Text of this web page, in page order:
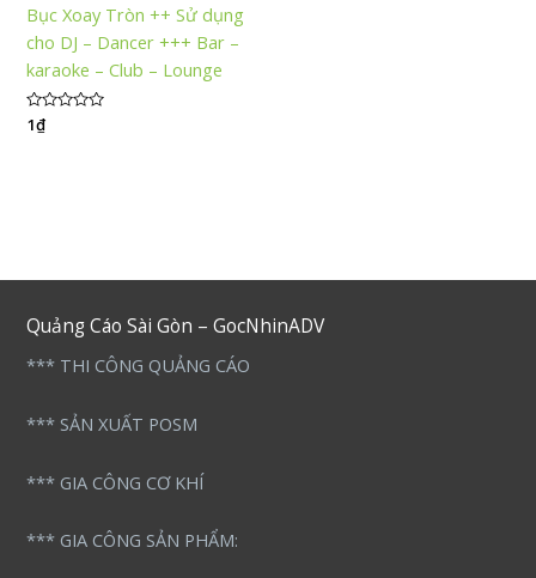
Bục Xoay Tròn ++ Sử dụng
cho DJ – Dancer +++ Bar –
karaoke – Club – Lounge
Được
xếp
1₫
Quảng Cáo Sài Gòn – GocNhinADV
*** THI CÔNG QUẢNG CÁO
*** SẢN XUẤT POSM
*** GIA CÔNG CƠ KHÍ
*** GIA CÔNG SẢN PHẨM: